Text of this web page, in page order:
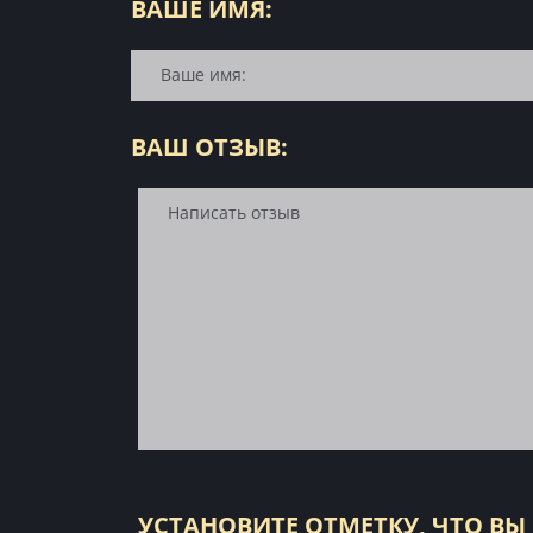
ВАШЕ ИМЯ:
ВАШ ОТЗЫВ:
УСТАНОВИТЕ ОТМЕТКУ, ЧТО ВЫ